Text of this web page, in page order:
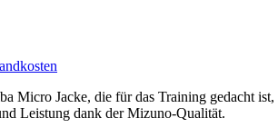
Micro Jacke, die für das Training gedacht ist,
Leistung dank der Mizuno-Qualität.